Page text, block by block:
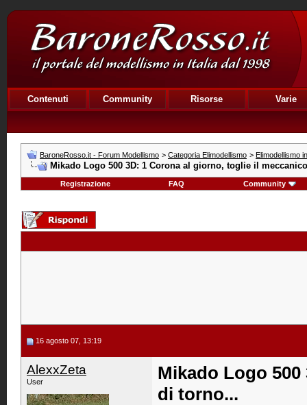
Contenuti Community Risorse Varie
BaroneRosso.it - Forum Modellismo > Categoria Elimodellismo > Elimodellismo
Mikado Logo 500 3D: 1 Corona al giorno, toglie il
Registrazione FAQ Community
16 agosto 07, 13:19
AlexxZeta
User
Mikado Logo
di torno...